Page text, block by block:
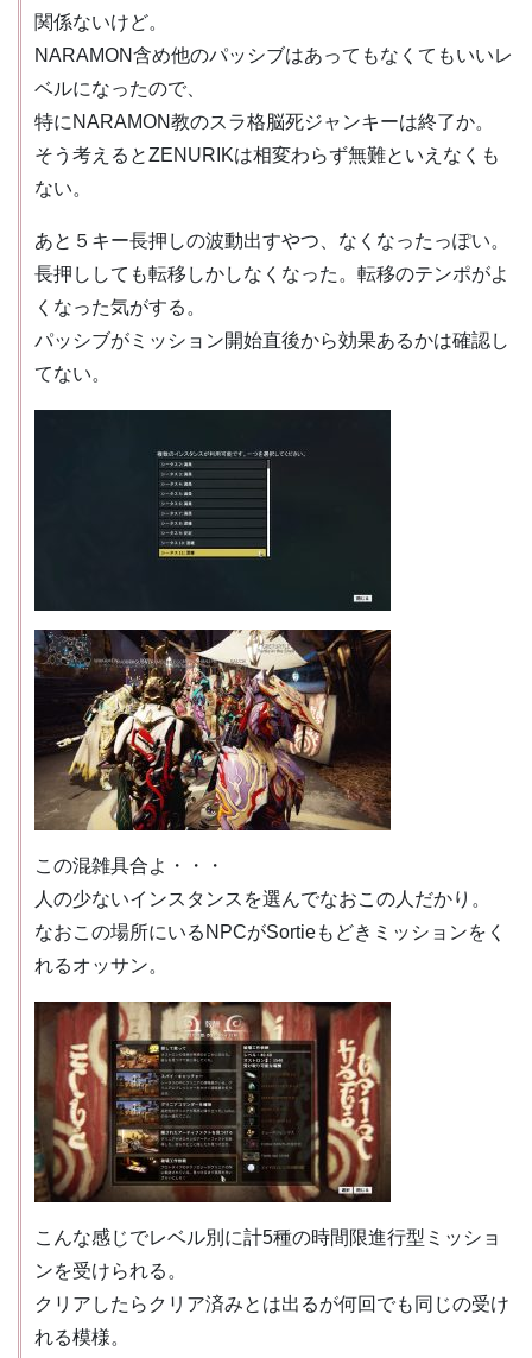
関係ないけど。
NARAMON含め他のパッシブはあってもなくてもいいレ
ベルになったので、
特にNARAMON教のスラ格脳死ジャンキーは終了か。
そう考えるとZENURIKは相変わらず無難といえなくも
ない。
あと５キー長押しの波動出すやつ、なくなったっぽい。
長押ししても転移しかしなくなった。転移のテンポがよ
くなった気がする。
パッシブがミッション開始直後から効果あるかは確認し
てない。
この混雑具合よ・・・
人の少ないインスタンスを選んでなおこの人だかり。
なおこの場所にいるNPCがSortieもどきミッションをく
れるオッサン。
こんな感じでレベル別に計5種の時間限進行型ミッショ
ンを受けられる。
クリアしたらクリア済みとは出るが何回でも同じの受け
れる模様。